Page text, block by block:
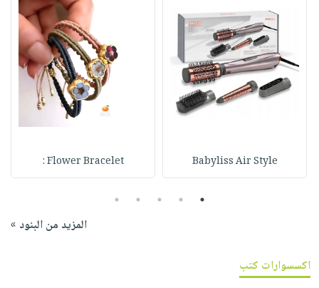
Babyliss Air Style
Flower Bracelet :
1
2
3
4
5
المزيد من البنود »
اكسسوارات كتب